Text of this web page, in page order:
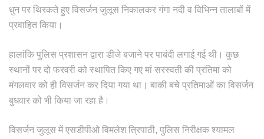
धुन पर थिरकते हुए विसर्जन जुलूस निकालकर गंगा नदी व विभिन्न तालाबों में
प्रवाहित किया।
हालांकि पुलिस प्रशासन द्वारा डीजे बजाने पर पाबंदी लगाई गई थी। कुछ
स्थानों पर दो फरवरी को स्थापित किए गए मां सरस्वती की प्रतिमा को
मंगलवार को ही विसर्जन कर दिया गया था। बाकी बचे प्रतिमाओं का विसर्जन
बुधवार को भी किया जा रहा है।
विसर्जन जुलूस में एसडीपीओ विमलेश त्रिपाठी, पुलिस निरीक्षक श्यामल